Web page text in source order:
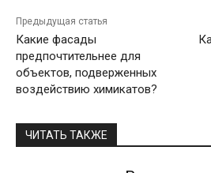
Предыдущая статья
Какие фасады
предпочтительнее для
объектов, подверженных
воздействию химикатов?
ЧИТАТЬ ТАКЖЕ